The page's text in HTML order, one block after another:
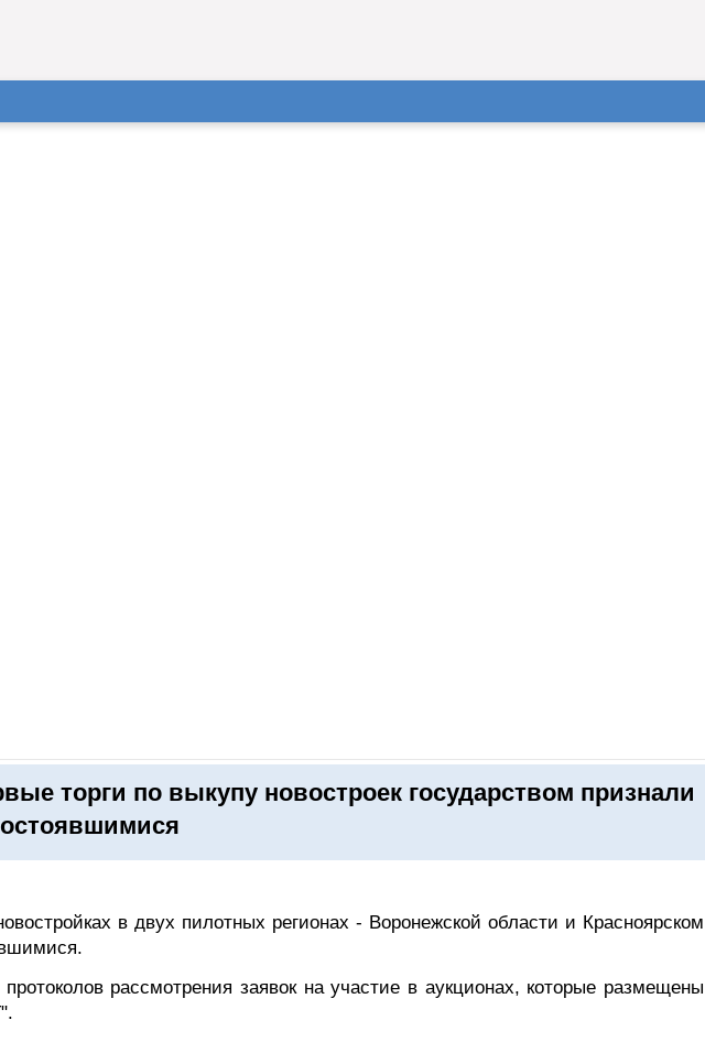
торги по выкупу новостроек государством признали
в двух пилотных регионах - Воронежской области и Красноярском
рассмотрения заявок на участие в аукционах, которые размещены